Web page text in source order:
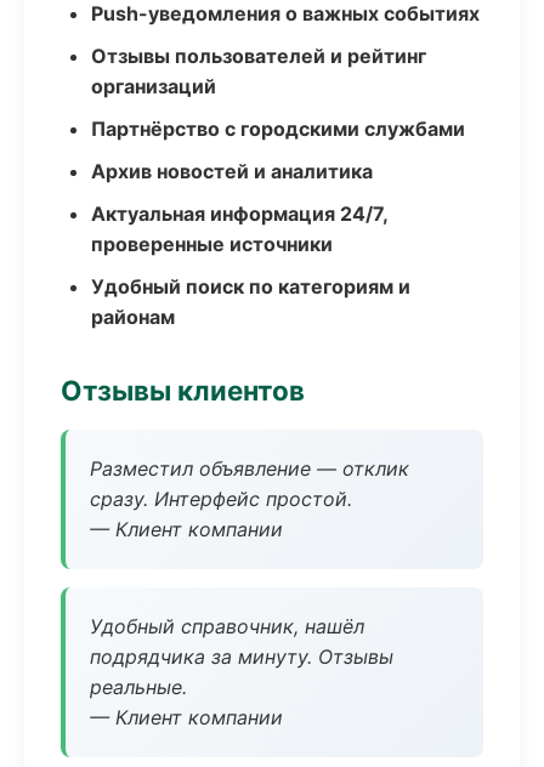
Push-уведомления о важных событиях
Отзывы пользователей и рейтинг
организаций
Партнёрство с городскими службами
Архив новостей и аналитика
Актуальная информация 24/7,
проверенные источники
Удобный поиск по категориям и
районам
Отзывы клиентов
Разместил объявление — отклик
сразу. Интерфейс простой.
— Клиент компании
Удобный справочник, нашёл
подрядчика за минуту. Отзывы
реальные.
— Клиент компании